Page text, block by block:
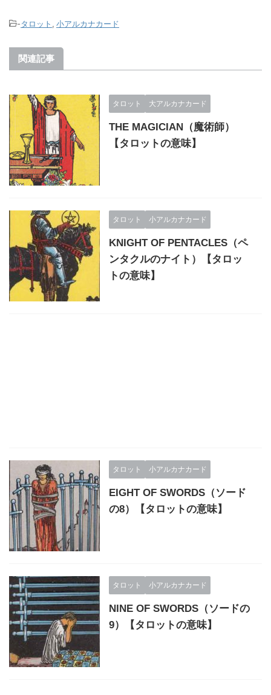
-タロット , 小アルカナカード
関連記事
タロット 大アルカナカード
THE MAGICIAN（魔術師）
【タロットの意味】
タロット 小アルカナカード
KNIGHT OF PENTACLES（ペ
ンタクルのナイト）【タロッ
トの意味】
タロット 小アルカナカード
EIGHT OF SWORDS（ソード
の8）【タロットの意味】
タロット 小アルカナカード
NINE OF SWORDS（ソードの
9）【タロットの意味】